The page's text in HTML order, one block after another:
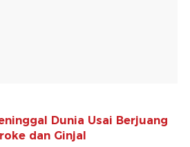
Dunia Usai Berjuang
dan Ginjal